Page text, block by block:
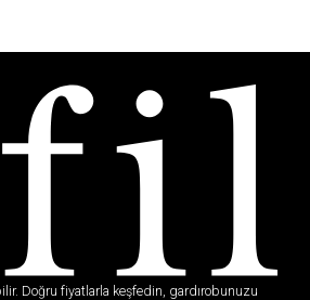
Doğru fiyatlarla keşfedin, gardırobunuzu